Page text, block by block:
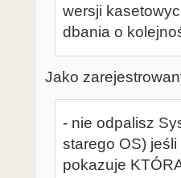
wersji
dbania o
Jako
- nie odpalisz
starego OS)
pokazuje